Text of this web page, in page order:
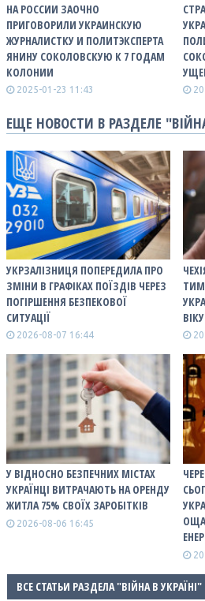
НА РОССИИ ЗАОЧНО
ПРИГОВОРИЛИ УКРАИНСКУЮ
ЖУРНАЛИСТКУ И ПОЛИТЭКСПЕРТА
ЯНИНУ СОКОЛОВСКУЮ К 7 ГОДАМ
КОЛОНИИ
2025-01-23 11:43
ЕЩЕ НОВОСТИ В РАЗДЕЛЕ
УКРЗАЛІЗНИЦЯ ПОПЕРЕДИЛА ПРО
ЗМІНИ В ГРАФІКАХ ПОЇЗДІВ ЧЕРЕЗ
ПОГІРШЕННЯ БЕЗПЕКОВОЇ
СИТУАЦІЇ
2026-08-07 16:44
ВІКУ
У ВІДНОСНО БЕЗПЕЧНИХ МІСТАХ
УКРАЇНЦІ ВИТРАЧАЮТЬ НА ОРЕНДУ
ЖИТЛА 75% СВОЇХ ЗАРОБІТКІВ
2026-08-06 16:45
ВСЕ СТАТЬИ РАЗДЕЛА "ВІЙНА В УКРАЇНІ"